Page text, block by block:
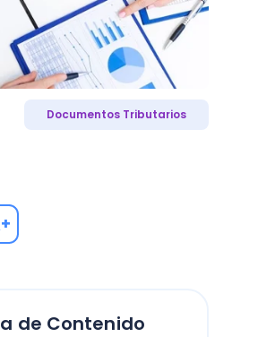
Documentos Tributarios
+
de Contenido